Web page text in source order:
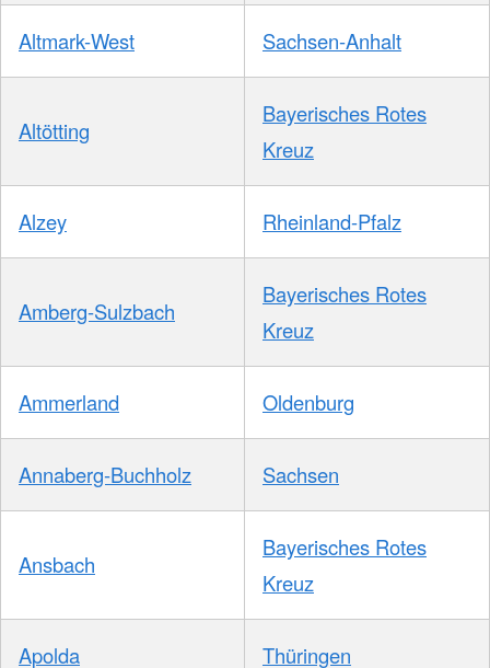
Altmark-West Sachsen-Anhalt
Altötting
Bayerisches Rotes
Kreuz
Alzey Rheinland-Pfalz
Amberg-Sulzbach
Bayerisches Rotes
Kreuz
Ammerland Oldenburg
Annaberg-Buchholz Sachsen
Ansbach
Bayerisches Rotes
Kreuz
Apolda Thüringen